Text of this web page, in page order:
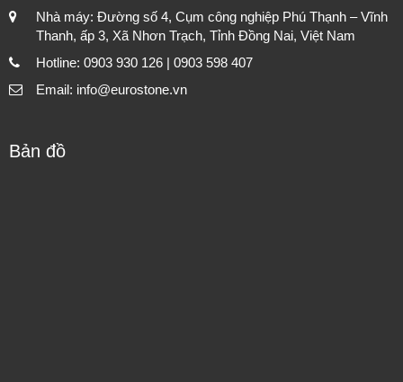
Nhà máy: Đường số 4, Cụm công nghiệp Phú Thạnh – Vĩnh
Thanh, ấp 3, Xã Nhơn Trạch, Tỉnh Đồng Nai, Việt Nam
Hotline: 0903 930 126 | 0903 598 407
Email: info@eurostone.vn
Bản đồ